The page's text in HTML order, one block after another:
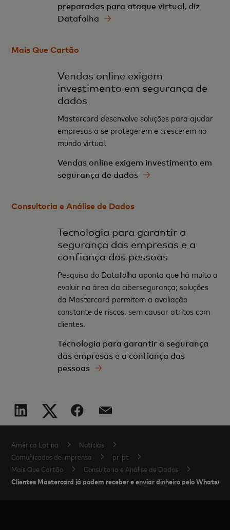
preparadas para ataque virtual, diz
Datafolha
Mais Que Cartão
Vendas online exigem
investimento em segurança de
dados
Mastercard desenvolve soluções para ajudar
empresas a se protegerem e crescerem no
mundo virtual.
Vendas online exigem investimento em
segurança de dados
Consultoria e Análise de Dados
Tecnologia para garantir a
segurança das empresas e a
confiança das pessoas
Pesquisa do Datafolha aponta que há muito a
evoluir na área da cibersegurança; soluções
da Mastercard permitem a avaliação
constante de riscos, sem causar atritos com
clientes.
Tecnologia para garantir a segurança
das empresas e a confiança das
pessoas
América Latina
Notícias
Comunicados de imprensa
pr-pt
Mais Que Cartão
Consultoria e Análise de Dados
Clientes Mastercard já podem receber e enviar dinheiro pelo WhatsApp